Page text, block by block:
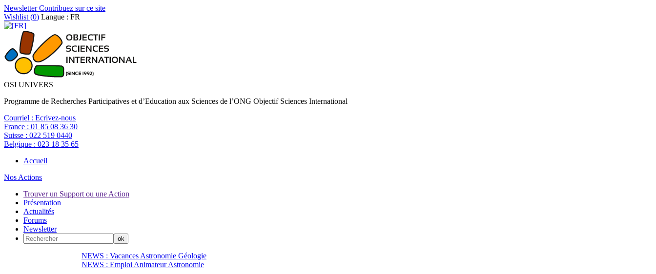
NewsletterContribuez sur ce site
Wishlist (0) Langue : FR
OSI UNIVERS
Programme de Recherches Participatives et d’Education aux Sciences de l’ONG Objectif Sciences International
Courriel : Ecrivez-nous
France : 01 85 08 36 30
Suisse : 022 519 0440
Belgique : 023 18 35 65
Accueil
Nos Actions
Trouver un Support ou une Action
Présentation
Actualités
Forums
Newsletter
NEWS : Vacances Astronomie Géologie
NEWS : Emploi Animateur Astronomie